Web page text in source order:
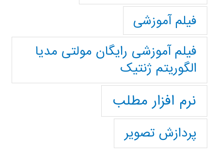
فیلم آموزشی
فیلم آموزشی رایگان مولتی مدیا
الگوریتم ژنتیک
نرم افزار مطلب
پردازش تصویر